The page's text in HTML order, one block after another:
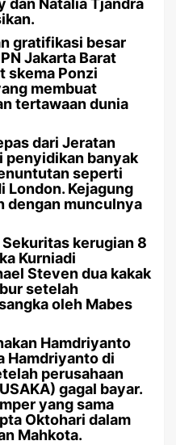
dan Natalia Tjandra
gratifikasi besar
Jakarta Barat
skema Ponzi
membuat
tertawaan dunia
dari Jeratan
penyidikan banyak
seperti
London. Kejagung
dengan munculnya
kerugian 8
Kurniadi
Steven dua kakak
setelah
oleh Mabes
Hamdriyanto
Hamdriyanto di
perusahaan
gagal bayar.
yang sama
Oktohari dalam
Mahkota.